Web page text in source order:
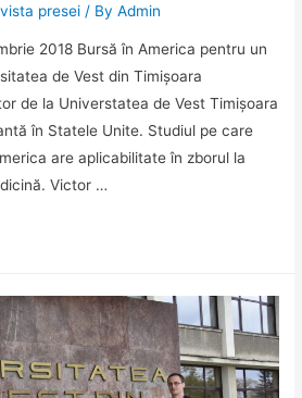
presei / ByAdmin
2018 Bursă în America pentru un
de Vest din Timișoara
de la Universtatea de Vest Timișoara
în Statele Unite. Studiul pe care
are aplicabilitate în zborul la
Victor …